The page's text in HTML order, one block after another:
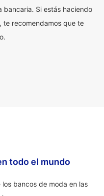
bancaria. Si estás haciendo
te recomendamos que te
todo el mundo
bancos de moda en las